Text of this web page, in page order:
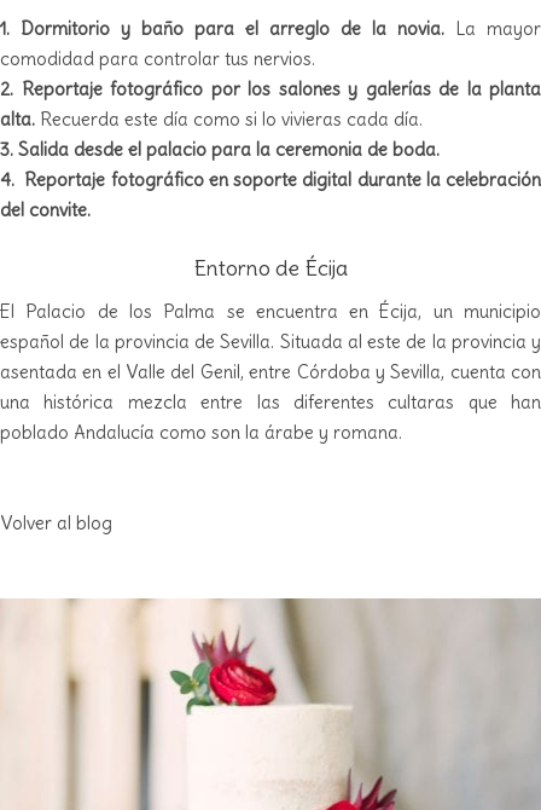
1. Dormitorio y baño para el arreglo de la novia. La mayor
comodidad para controlar tus nervios.
2. Reportaje fotográfico por los salones y galerías de la planta
alta. Recuerda este día como si lo vivieras cada día.
3. Salida desde el palacio para la ceremonia de boda.
4. Reportaje fotográfico en soporte digital durante la celebración
del convite.
Entorno de Écija
El Palacio de los Palma se encuentra en Écija, un municipio
español de la provincia de Sevilla. Situada al este de la provincia y
asentada en el Valle del Genil, entre Córdoba y Sevilla, cuenta con
una histórica mezcla entre las diferentes cultaras que han
poblado Andalucía como son la árabe y romana.
Volver al blog